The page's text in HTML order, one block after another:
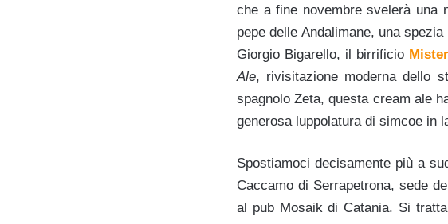
che a fine novembre svelerà una
pepe delle Andalimane, una
Giorgio Bigarello, il birrificio
Ale, rivisitazione moderna dello
spagnolo Zeta, questa cream ale
generosa luppolatura di simcoe in
Spostiamoci decisamente più a
Caccamo di Serrapetrona, sede
al pub Mosaik di Catania. Si